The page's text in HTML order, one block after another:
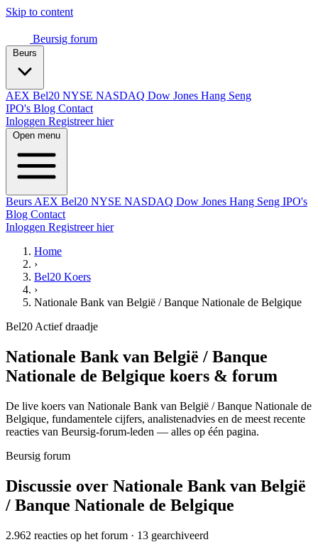
Skip to content
Beursig forum
AEX Bel20 NYSE NASDAQ Dow Jones Hang Seng
IPO's Blog Contact
Inloggen Registreer hier
Open menu
Beurs AEX Bel20 NYSE NASDAQ Dow Jones Hang Seng IPO's
Blog Contact
Inloggen Registreer hier
Home
›
Bel20 Koers
›
Nationale Bank van België / Banque Nationale de Belgique
Bel20 Actief draadje
Nationale Bank van België / Banque
Nationale de Belgique koers & forum
De live koers van Nationale Bank van België / Banque Nationale de
Belgique, fundamentele cijfers, analisten­advies en de meest recente
reacties van Beursig-forum-leden — alles op één pagina.
Beursig forum
Discussie over Nationale Bank van België
/ Banque Nationale de Belgique
2.962 reacties op het forum · 13 gearchiveerd